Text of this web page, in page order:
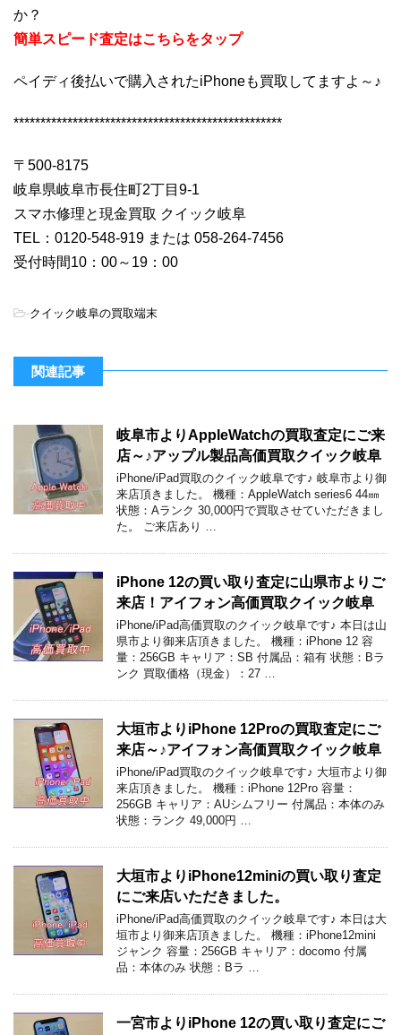
か？
簡単スピード査定はこちらをタップ
ペイディ後払いで購入されたiPhoneも買取してますよ～♪
**************************************************
〒500-8175
岐阜県岐阜市長住町2丁目9-1
スマホ修理と現金買取 クイック岐阜
TEL：0120-548-919 または 058-264-7456
受付時間10：00～19：00
-クイック岐阜の買取端末
関連記事
岐阜市よりAppleWatchの買取査定にご来
店～♪アップル製品高価買取クイック岐阜
iPhone/iPad買取のクイック岐阜です♪ 岐阜市より御
来店頂きました。 機種：AppleWatch series6 44㎜
状態：Aランク 30,000円で買取させていただきまし
た。 ご来店あり …
iPhone 12の買い取り査定に山県市よりご
来店！アイフォン高価買取クイック岐阜
iPhone/iPad高価買取のクイック岐阜です♪ 本日は山
県市より御来店頂きました。 機種：iPhone 12 容
量：256GB キャリア：SB 付属品：箱有 状態：Bラ
ンク 買取価格（現金）：27 …
大垣市よりiPhone 12Proの買取査定にご
来店～♪アイフォン高価買取クイック岐阜
iPhone/iPad買取のクイック岐阜です♪ 大垣市より御
来店頂きました。 機種：iPhone 12Pro 容量：
256GB キャリア：AUシムフリー 付属品：本体のみ
状態：ランク 49,000円 …
大垣市よりiPhone12miniの買い取り査定
にご来店いただきました。
iPhone/iPad高価買取のクイック岐阜です♪ 本日は大
垣市より御来店頂きました。 機種：iPhone12mini
ジャンク 容量：256GB キャリア：docomo 付属
品：本体のみ 状態：Bラ …
一宮市よりiPhone 12の買い取り査定にご